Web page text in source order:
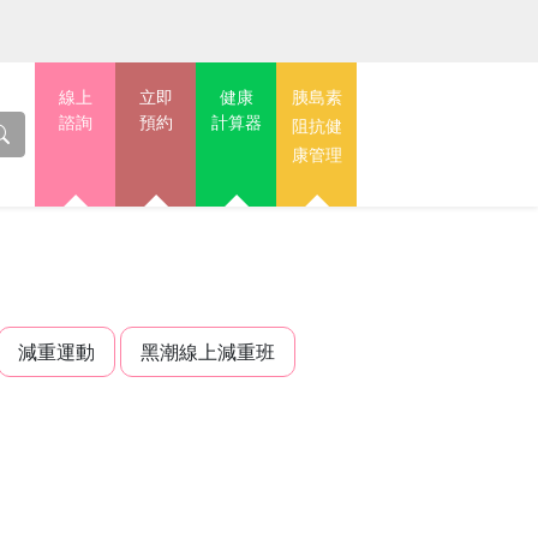
線上
諮詢
立即
預約
健康
計算器
胰島素
阻抗健
康管理
減重運動 黑潮線上減重班